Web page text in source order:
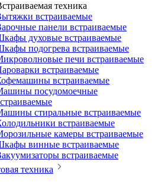
техника
встраиваемые
панели встраиваемые
духовые встраиваемые
подогрева встраиваемые
печи встраиваемые
встраиваемые
встраиваемые
посудомоечные
стиральные встраиваемые
встраиваемые
камеры встраиваемые
винные встраиваемые
встраиваемые
техника